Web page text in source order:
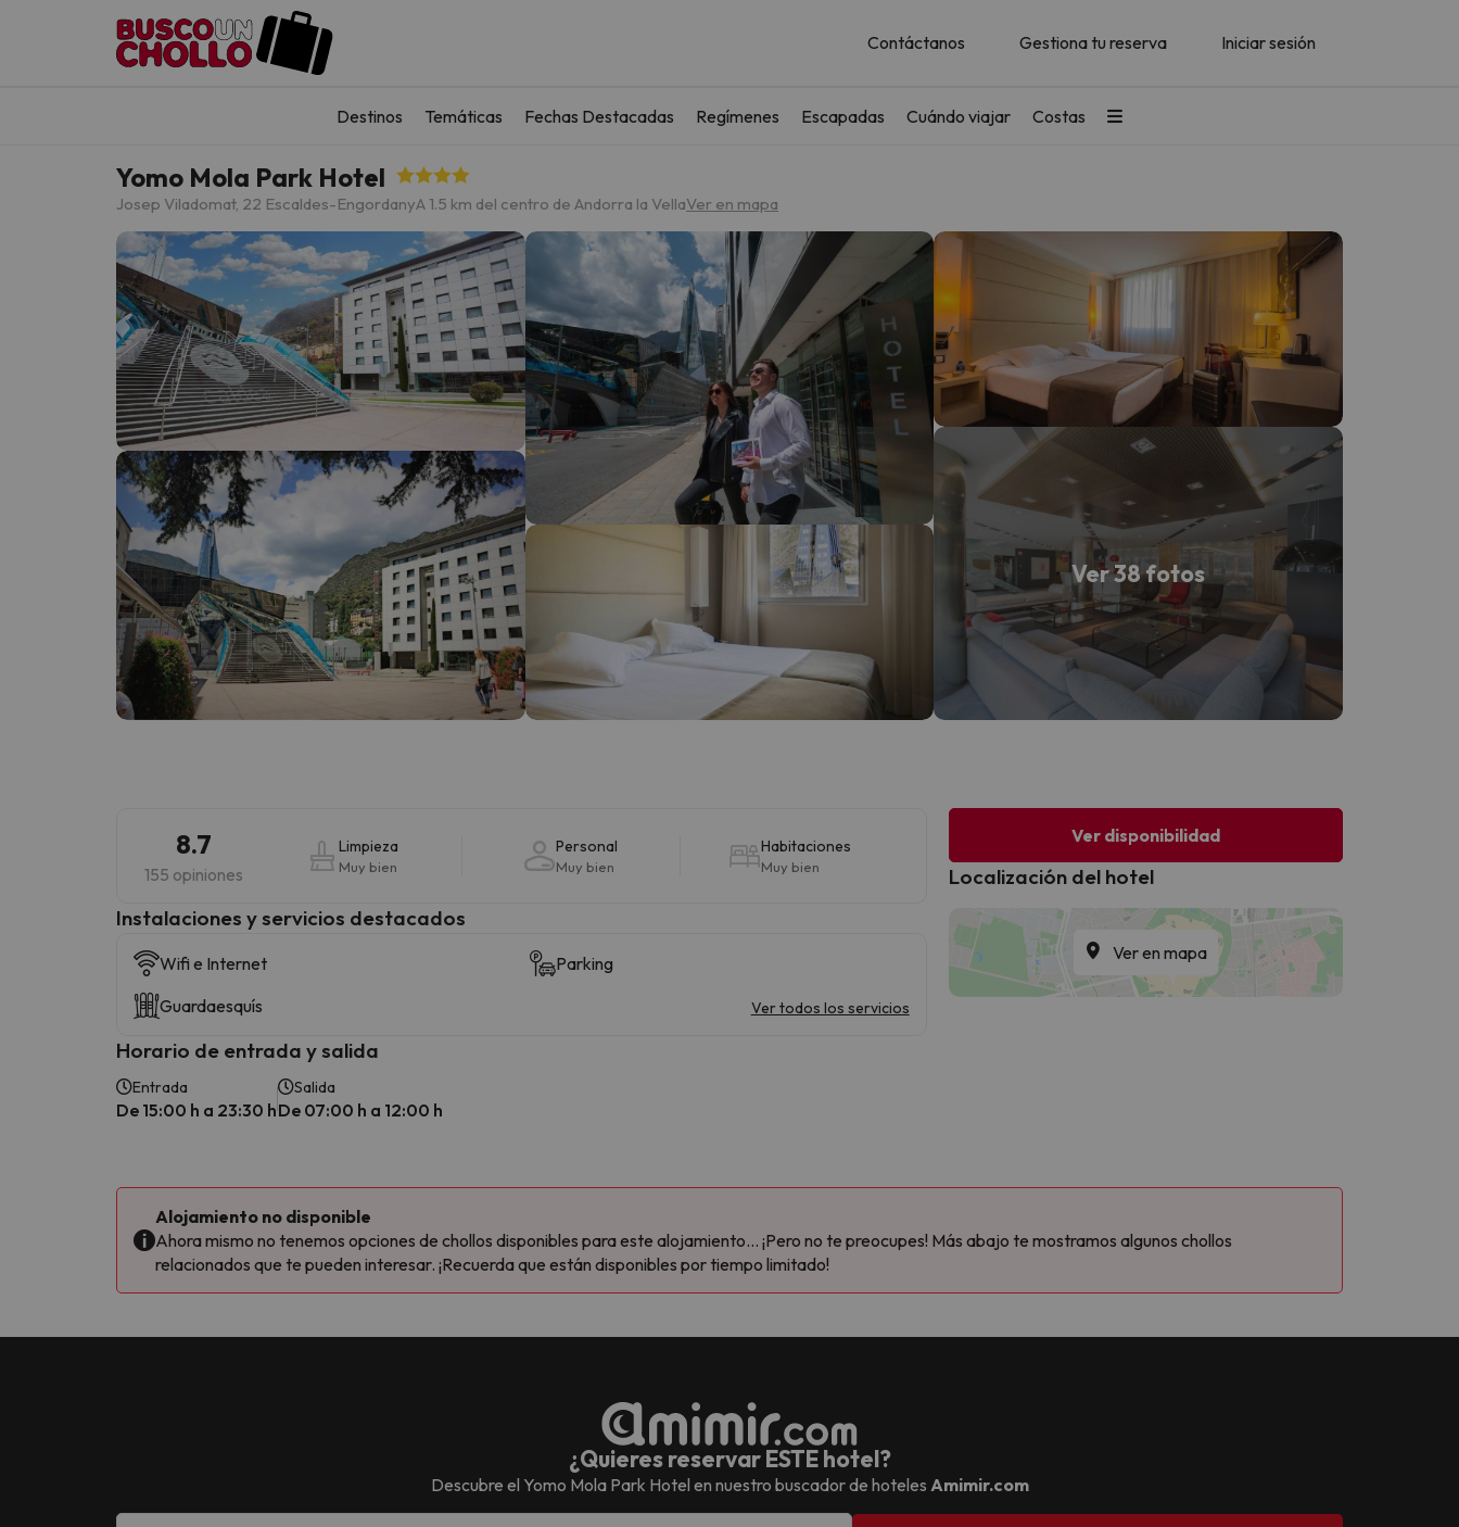
Contáctanos Gestiona tu reserva Iniciar sesión
Destinos Temáticas Fechas Destacadas Regímenes Escapadas Cuándo viajar Costas
Yomo Mola Park Hotel
Josep Viladomat, 22 Escaldes-EngordanyA 1.5 km del centro de Andorra la VellaVer en mapa
Ver 38 fotos
8.7
155 opiniones
Limpieza
Muy bien
Personal
Muy bien
Habitaciones
Muy bien
Instalaciones y servicios destacados
Wifi e Internet
Parking
Guardaesquís
Ver todos los servicios
Horario de entrada y salida
Entrada
De 15:00 h a 23:30 h
Salida
De 07:00 h a 12:00 h
Ver disponibilidad
Localización del hotel
Ver en mapa
Alojamiento no disponible
Ahora mismo no tenemos opciones de chollos disponibles para este alojamiento... ¡Pero no te preocupes! Más abajo te mostramos algunos chollos
relacionados que te pueden interesar. ¡Recuerda que están disponibles por tiempo limitado!
¿Quieres reservar ESTE hotel?
Descubre el Yomo Mola Park Hotel en nuestro buscador de hoteles Amimir.com